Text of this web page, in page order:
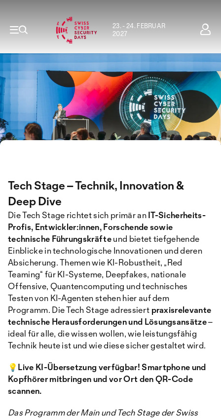
23. - 24. FEBRUAR
2027
Tech Stage – Technik, Innovation &
Deep Dive
Die Tech Stage richtet sich primär anIT-Sicherheits-
Profis, Entwickler:innen, Forschende sowie
technische Führungskräfteund bietet tiefgehende
Einblicke in technologische Innovationen und deren
Absicherung. Themen wie KI-Robustheit, „Red
Teaming“ für KI-Systeme, Deepfakes, nationale
Offensive, Quantencomputing und technisches
Testen von KI-Agenten stehen hier auf dem
Programm. Die Tech Stage adressiert praxisrelevante
technische Herausforderungen und Lösungsansätze–
ideal für alle, die wissen wollen, wie leistungsfähig
Technik heute ist und wie diese sicher gestaltet wird.
💡Live KI-Übersetzung verfügbar! Smartphone und
Kopfhörer mitbringen und vor Ort den QR-Code
scannen.
Das Programm der Main und Tech Stage der Swiss